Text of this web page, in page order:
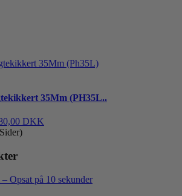
35Mm (PH35L..
DKK